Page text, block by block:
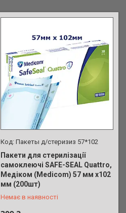
Пакеты д/стеризиз 57*102
Пакети для стерилізації
самоклеючі SAFE-SEAL Quattro,
Медіком (Medicom) 57 мм х102
мм (200шт)
Немає в наявності
+380 (98) 902-01-17